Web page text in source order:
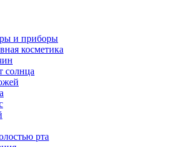
и приборы
косметика
солнца
рта